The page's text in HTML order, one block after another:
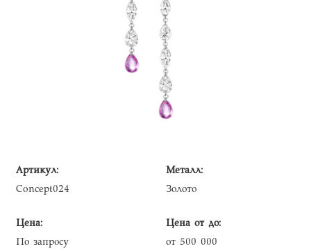
Артикул:
Concept024
Цена:
По запросу
Металл:
Золото
Цена от до:
от 500 000